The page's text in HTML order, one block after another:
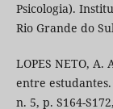
Psicologia).
Rio Grande do
LOPES NETO,
entre
n. 5, p. S164-